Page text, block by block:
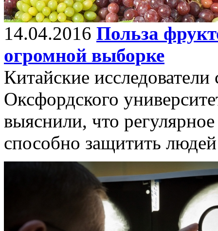
14.04.2016 Польза
огромной выборке
Китайские
Оксфордского
выяснили, что
способно защитить